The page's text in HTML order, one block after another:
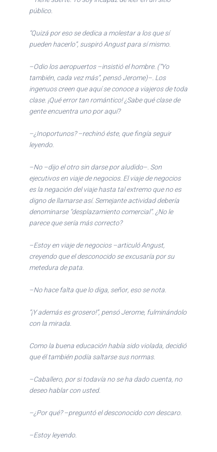
público.
“Quizá por eso se dedica a molestar a los que sí
pueden hacerlo”, suspiró Angust para sí mismo.
–Odio los aeropuertos –insistió el hombre. (“Yo
también, cada vez más”, pensó Jerome)–. Los
ingenuos creen que aquí se conoce a viajeros de toda
clase. ¡Qué error tan romántico! ¿Sabe qué clase de
gente encuentra uno por aquí?
–¿Inoportunos? –rechinó éste, que fingía seguir
leyendo.
–No –dijo el otro sin darse por aludido–. Son
ejecutivos en viaje de negocios. El viaje de negocios
es la negación del viaje hasta tal extremo que no es
digno de llamarse así. Semejante actividad debería
denominarse “desplazamiento comercial”. ¿No le
parece que sería más correcto?
–Estoy en viaje de negocios –articuló Angust,
creyendo que el desconocido se excusaría por su
metedura de pata.
–No hace falta que lo diga, señor, eso se nota.
“¡Y además es grosero!”, pensó Jerome, fulminándolo
con la mirada.
Como la buena educación había sido violada, decidió
que él también podía saltarse sus normas.
–Caballero, por si todavía no se ha dado cuenta, no
deseo hablar con usted.
–¿Por qué? –preguntó el desconocido con descaro.
–Estoy leyendo.